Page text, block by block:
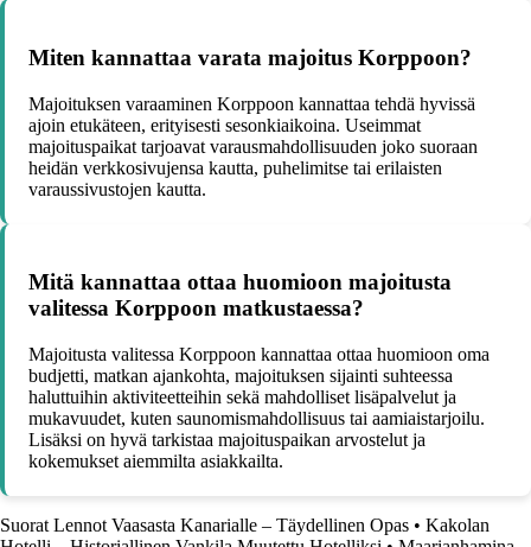
Miten kannattaa varata majoitus Korppoon?
Majoituksen varaaminen Korppoon kannattaa tehdä hyvissä
ajoin etukäteen, erityisesti sesonkiaikoina. Useimmat
majoituspaikat tarjoavat varausmahdollisuuden joko suoraan
heidän verkkosivujensa kautta, puhelimitse tai erilaisten
varaussivustojen kautta.
Mitä kannattaa ottaa huomioon majoitusta
valitessa Korppoon matkustaessa?
Majoitusta valitessa Korppoon kannattaa ottaa huomioon oma
budjetti, matkan ajankohta, majoituksen sijainti suhteessa
haluttuihin aktiviteetteihin sekä mahdolliset lisäpalvelut ja
mukavuudet, kuten saunomismahdollisuus tai aamiaistarjoilu.
Lisäksi on hyvä tarkistaa majoituspaikan arvostelut ja
kokemukset aiemmilta asiakkailta.
Suorat Lennot Vaasasta Kanarialle – Täydellinen Opas • Kakolan